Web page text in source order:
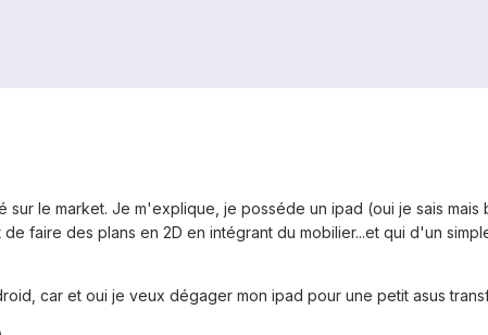
le market. Je m'explique, je posséde un ipad (oui je sais mais
faire des plans en 2D en intégrant du mobilier...et qui d'un
car et oui je veux dégager mon ipad pour une petit asus